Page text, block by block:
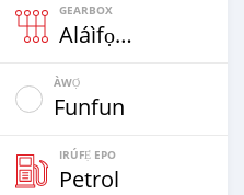
GEARBOX
Aláìfọwọ́yí
ÀWỌ̀
Funfun
IRÚFẸ́ EPO
Petrol